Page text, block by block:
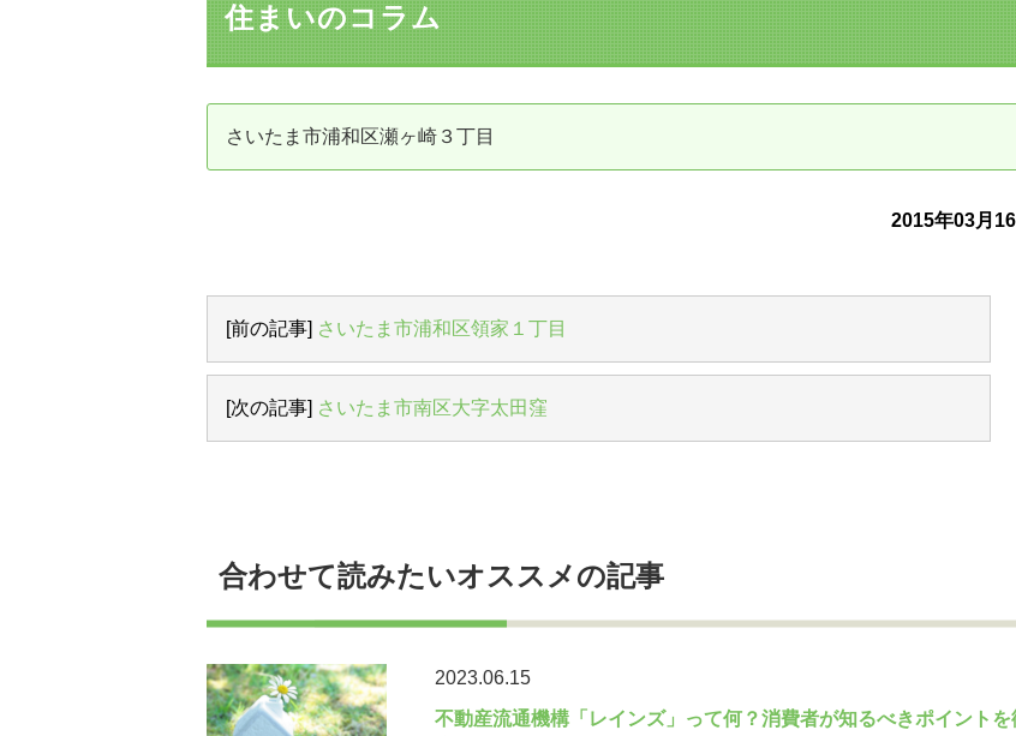
買い替えサポート はじめての売却 不動産売却成功のコツ
不動産の相続 売却前の修繕・リフォーム
売却の流れ（手順）
住宅ローン控除・消費税について
リニュアル仲介とは
資産価値の減りにくい住宅購入 中古だから安心して購入できる仕組み リニュアル仲介で実現
住まいのコラム
さいたま市浦和区瀬ヶ崎３丁目
2015年03月16
[前の記事] さいたま市浦和区領家１丁目
[次の記事] さいたま市南区大字太田窪
合わせて読みたいオススメの記事
2023.06.15
不動産流通機構「レインズ」って何？消費者が知るべきポイントを